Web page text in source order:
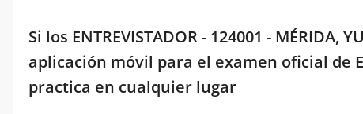
Si los ENTREVISTADOR - 124001 -
aplicación móvil para el examen oficial de
practica en cualquier lugar